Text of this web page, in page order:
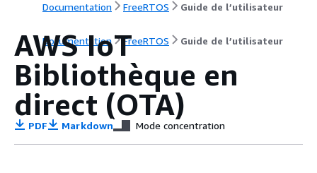
Documentation FreeRTOS Guide de l’utilisateur
Documentation FreeRTOS Guide de l’utilisateur
AWS IoT
Bibliothèque en
direct (OTA)
PDF Markdown Mode concentration